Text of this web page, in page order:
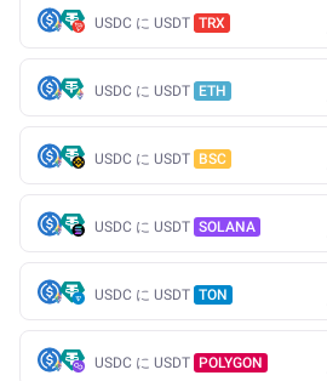
USDC に USDT TRX
USDC に USDT ETH
USDC に USDT BSC
USDC に USDT SOLANA
USDC に USDT TON
USDC に USDT POLYGON